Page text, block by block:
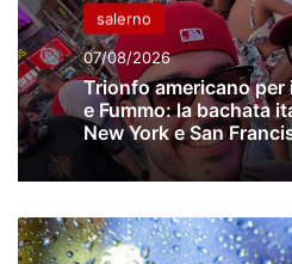
salerno
07/08/2026
Trionfo americano per
e Fummo: la bachata
New York e San
Previsioni
meteo